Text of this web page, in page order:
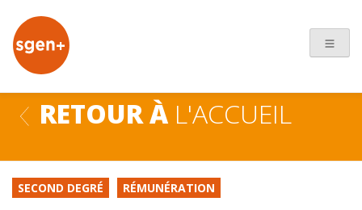
+
RETOUR À L'ACCUEIL
SECOND DEGRÉ RÉMUNÉRATION